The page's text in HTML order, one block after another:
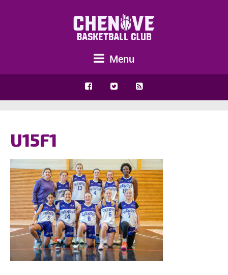
Menu
U15F1